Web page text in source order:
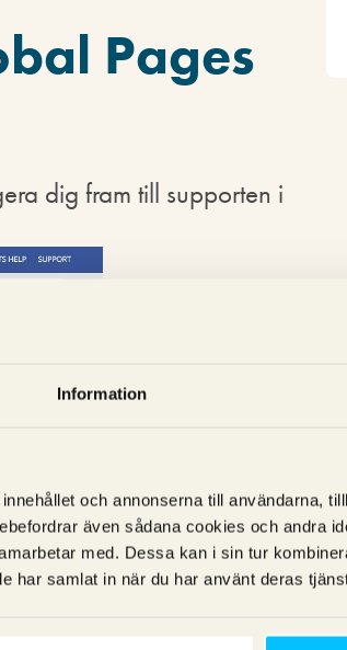
Information
och annonserna till användarna,
även sådana cookies och andra
med. Dessa kan i sin tur
har samlat in när du har använt deras
Pages
dig fram till supporten i